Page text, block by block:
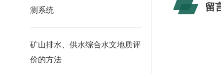
测系统
矿山排水、供水综合水文地质评
价的方法
留